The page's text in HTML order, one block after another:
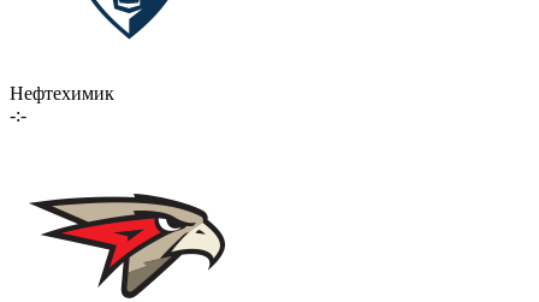
Нефтехимик
-:-